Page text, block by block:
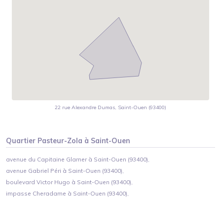
22 rue Alexandre Dumas, Saint-Ouen (93400)
Quartier Pasteur-Zola à Saint-Ouen
avenue du Capitaine Glarner à Saint-Ouen (93400),
avenue Gabriel Péri à Saint-Ouen (93400),
boulevard Victor Hugo à Saint-Ouen (93400),
impasse Cheradame à Saint-Ouen (93400),